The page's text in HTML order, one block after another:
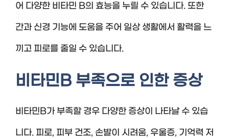
어 다양한 비타민 B의 효능을 누릴 수 있습니다. 또한
간과 신경 기능에 도움을 주어 일상 생활에서 활력을 느
끼고 피로를 줄일 수 있습니다.
비타민B 부족으로 인한 증상
비타민B가 부족할 경우 다양한 증상이 나타날 수 있습
니다. 피로, 피부 건조, 손발이 시려움, 우울증, 기억력 저